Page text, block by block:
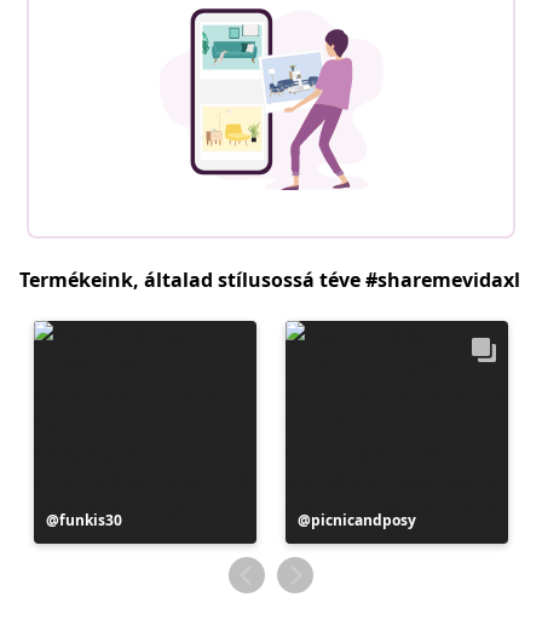
Termékeink, általad stílusossá téve #sharemevidaxl
Bejegyzés
közzétevője
funkis30
Bejegyzés
közzétevője
picnicandposy